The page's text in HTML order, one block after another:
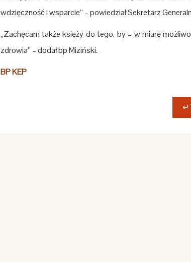
wdzięczność i wsparcie” – powiedział Sekretarz
„Zachęcam także księży do tego, by – w miarę
zdrowia” – dodał bp Miziński.
BP KEP
↵